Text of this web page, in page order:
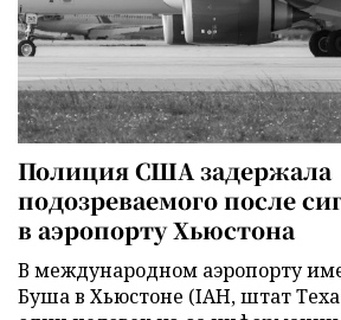
Полиция США задержала
подозреваемого после
в аэропорту Хьюстона
В международном аэропорту
Буша в Хьюстоне (IAH, штат